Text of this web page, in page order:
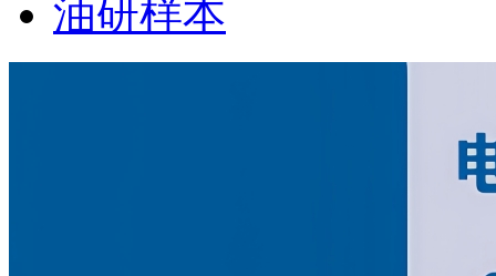
油研样本